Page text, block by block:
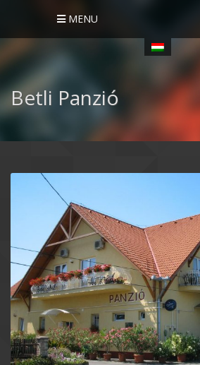
MENU
Betli Panzió